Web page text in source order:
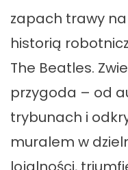
zapach trawy na
historią
The Beatles.
przygoda – od
trybunach i
muralem w